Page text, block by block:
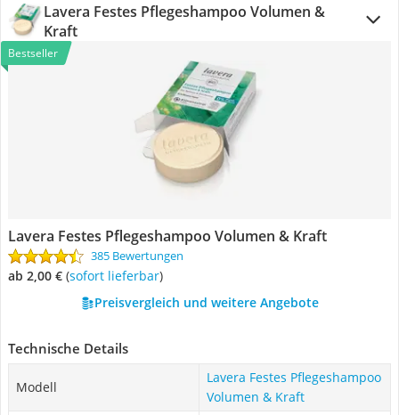
Lavera Festes Pflegeshampoo Volumen &
Kraft
Bestseller
Lavera Festes Pflegeshampoo Volumen & Kraft
385 Bewertungen
ab 2,00 € ( Sofort lieferbar)
Preisvergleich und weitere Angebote
Technische Details
Modell
Lavera Festes Pflegeshampoo
Volumen & Kraft